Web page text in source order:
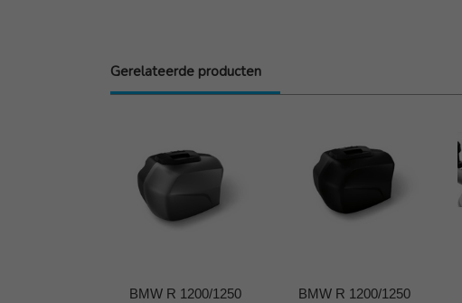
Gerelateerde producten
BMW R 1200/1250
BMW R 1200/1250